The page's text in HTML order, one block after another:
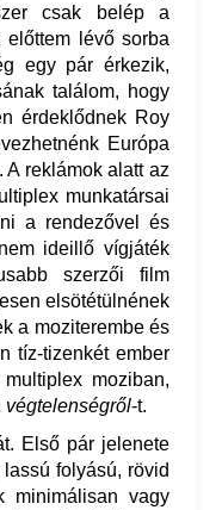
csak belép a
lévő sorba
egy pár érkezik,
találom, hogy
érdeklődnek Roy
Európa
reklámok alatt az
munkatársai
a rendezővel és
ideillő vígjáték
szerzői film
elsötétülnének
a moziterembe és
tíz-tizenkét ember
moziban,
végtelenségről-t.
Első pár jelenete
folyású, rövid
minimálisan vagy